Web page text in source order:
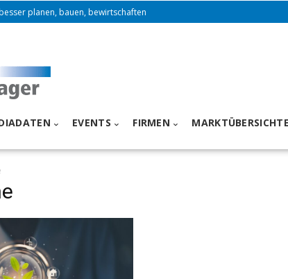
planen, bauen, bewirtschaften
EVENTS FIRMEN